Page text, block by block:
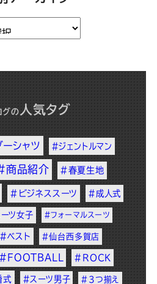
グの 人気タグ
シャツ #ジェントルマン
商品紹介 #春夏生地
#ビジネススーツ #成人式
ツ女子 #フォーマルスーツ
#ベスト #仙台西多賀店
#FOOTBALL #ROCK
式 #スーツ男子 #3つ揃え